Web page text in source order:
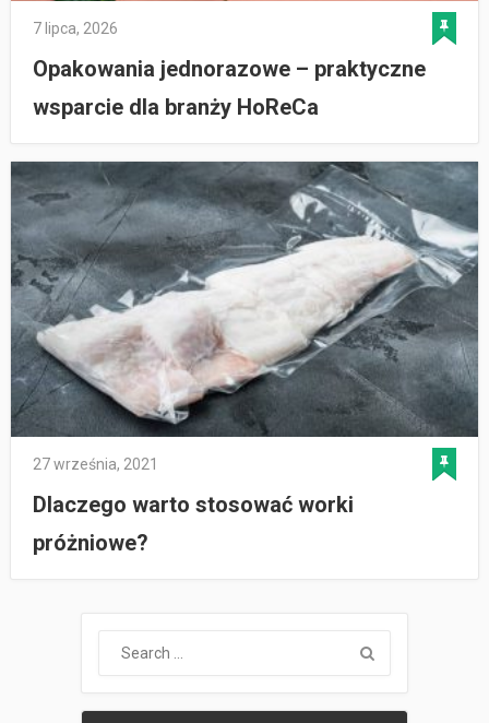
7 lipca, 2026
Opakowania jednorazowe – praktyczne
wsparcie dla branży HoReCa
27 września, 2021
Dlaczego warto stosować worki
próżniowe?